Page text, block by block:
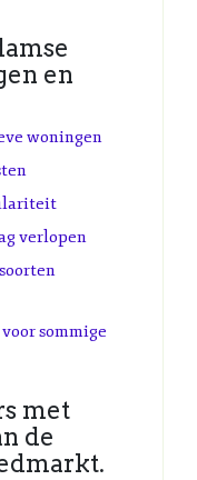
en
woningen
verlopen
sommige
met
de